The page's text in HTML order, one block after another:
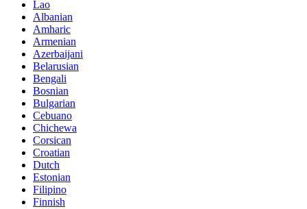
Lao
Albanian
Amharic
Armenian
Azerbaijani
Belarusian
Bengali
Bosnian
Bulgarian
Cebuano
Chichewa
Corsican
Croatian
Dutch
Estonian
Filipino
Finnish